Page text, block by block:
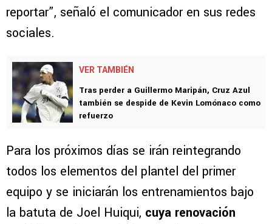
reportar”, señaló el comunicador en sus redes
sociales.
VER TAMBIÉN
Tras perder a Guillermo Maripán, Cruz Azul
también se despide de Kevin Lomónaco como
refuerzo
Para los próximos días se irán reintegrando
todos los elementos del plantel del primer
equipo y se iniciarán los entrenamientos bajo
la batuta de Joel Huiqui, cuya renovación